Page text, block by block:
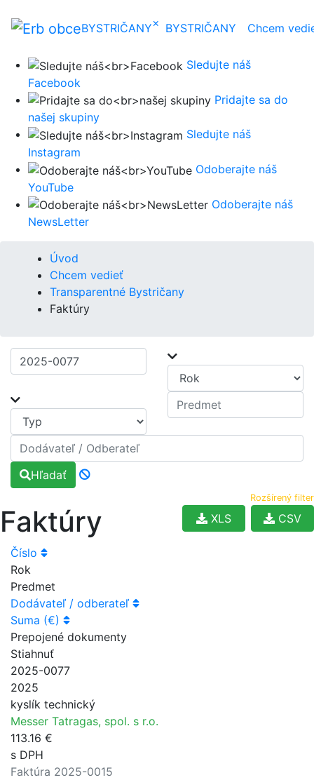
BYSTRIČANY× BYSTRIČANY Chcem
Sledujte náš
Facebook
Pridajte sa do
našej skupiny
Sledujte náš
Instagram
Odoberajte náš
YouTube
Odoberajte náš
NewsLetter
Úvod
Chcem vedieť
Transparentné Bystričany
Faktúry
Hľadať
Rozšírený filter
Faktúry CSV
XLS
Číslo
Rok
Predmet
Dodávateľ / odberateľ
Suma (€)
Prepojené dokumenty
Stiahnuť
2025-0077
2025
kyslík technický
Messer Tatragas, spol. s r.o.
113.16 €
s DPH
Faktúra 2025-0015